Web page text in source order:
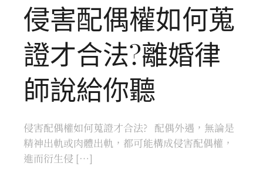
侵害配偶權如何蒐
證才合法?離婚律
師說給你聽
侵害配偶權如何蒐證才合法? 配偶外遇，無論是
精神出軌或肉體出軌，都可能構成侵害配偶權，
進而衍生侵 […]